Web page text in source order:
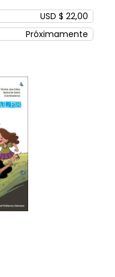
USD $ 22,00
Próximamente